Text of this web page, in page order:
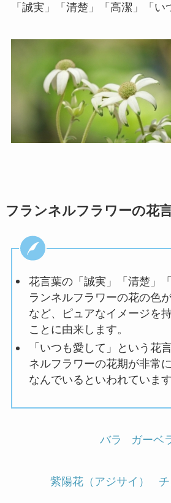
「誠実」「清楚」「高潔」「い
フランネルフラワーの花
花言葉の「誠実」「清楚」
ランネルフラワーの花の色
など、ピュアなイメージを
ことに由来します。
「いつも愛して」という花
ネルフラワーの花期が非常
なんでいるといわれています
バラ ガーベ
紫陽花（アジサイ）